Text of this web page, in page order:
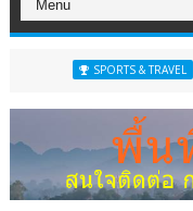
SPORTS & TRAVEL กระหึ่ม!ไท